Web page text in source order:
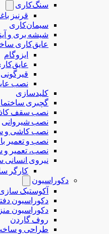
سنگ‌کاری
قرنیز
سیمان‌کاری
شیشه بری و
عایق‌کاری
ایزوگام
قیرگونی
نصب
کلیدسازی
گچبری
نصب سقف
نصب شیروانی
نصب کاشی و
نصب و تعمیر
نصب، تعمیر و
نیروی انسانی
کارگر
دکوراسیون
آکوستیک
دکوراسیون
دکوراسیون
روف گاردن
طراحی و ساخت